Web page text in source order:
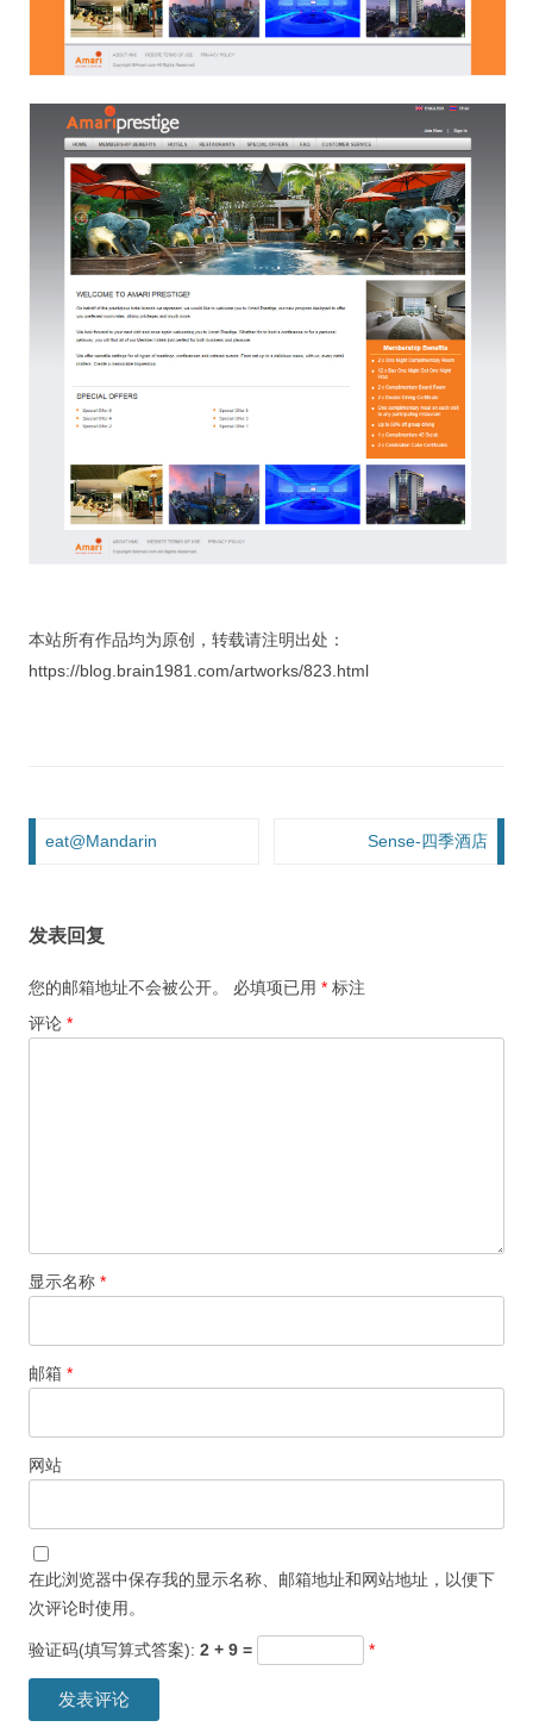
本站所有作品均为原创，转载请注明出处：
https://blog.brain1981.com/artworks/823.html
文章导航
eat@Mandarin Sense-四季酒店
发表回复
您的邮箱地址不会被公开。 必填项已用 * 标注
评论 *
显示名称 *
邮箱 *
网站
在此浏览器中保存我的显示名称、邮箱地址和网站地址，以便下
次评论时使用。
验证码(填写算式答案): 2 + 9 = *